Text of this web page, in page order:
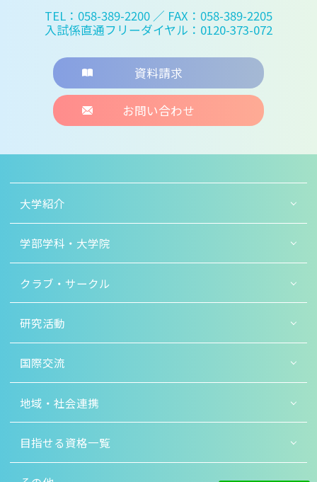
TEL：058-389-2200 ／ FAX：058-389-2205
入試係直通フリーダイヤル：0120-373-072
資料請求
お問い合わせ
大学紹介
学部学科・大学院
クラブ・サークル
研究活動
国際交流
地域・社会連携
目指せる資格一覧